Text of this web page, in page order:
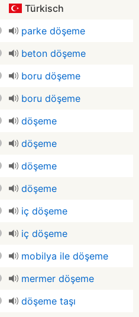
Türkisch
parke döşeme
beton döşeme
boru döşeme
boru döşeme
döşeme
döşeme
döşeme
döşeme
iç döşeme
iç döşeme
mobilya ile döşeme
mermer döşeme
döşeme taşı